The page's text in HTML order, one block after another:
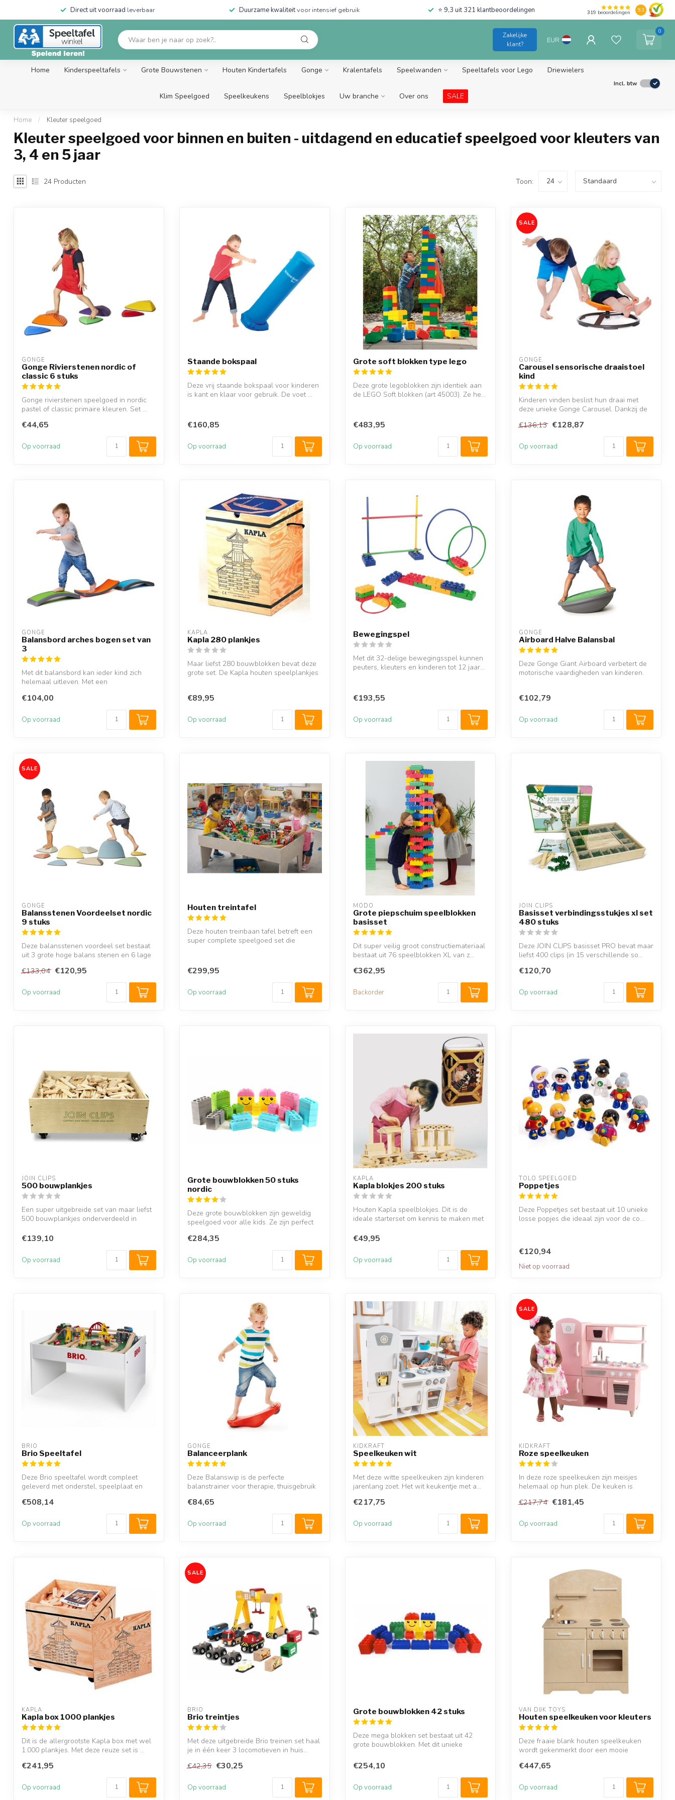
Direct uit voorraad leverbaar Duurzame kwaliteitvoor intensief gebruik ⭐ 9,3 uit 321 klantbeoordelingen 319 beoordelingen 9.3
Zakelijke
klant?
EUR
0
Home Kinderspeeltafels Grote Bouwstenen Houten Kindertafels Gonge Kralentafels Speelwanden Speeltafels voor Lego Driewielers
Klim Speelgoed Speelkeukens Speelblokjes Uw branche Over ons SALE
Incl. btw
Home / Kleuter speelgoed
Kleuter speelgoed voor binnen en buiten - uitdagend en educatief speelgoed voor kleuters van
3, 4 en 5 jaar
24 Producten Toon:
GONGE
Gonge Rivierstenen nordic of
classic 6 stuks
Gonge rivierstenen speelgoed in nordic
pastel of classic primaire kleuren. Set ...
€44,65
Op voorraad
Staande bokspaal
Deze vrij staande bokspaal voor kinderen
is kant en klaar voor gebruik. De voet ...
€160,85
Op voorraad
Grote soft blokken type lego
Deze grote legoblokken zijn identiek aan
de LEGO Soft blokken (art 45003). Ze he...
€483,95
Op voorraad
SALE
GONGE
Carousel sensorische draaistoel
kind
Kinderen vinden beslist hun draai met
deze unieke Gonge Carousel. Dankzij de
€136,13 €128,87
Op voorraad
GONGE
Balansbord arches bogen set van
3
Met dit balansbord kan ieder kind zich
helemaal uitleven. Met een
€104,00
Op voorraad
KAPLA
Kapla 280 plankjes
Maar liefst 280 bouwblokken bevat deze
grote set. De Kapla houten speelplankjes
€89,95
Op voorraad
Bewegingspel
Met dit 32-delige bewegingsspel kunnen
peuters, kleuters en kinderen tot 12 jaar...
€193,55
Op voorraad
GONGE
Airboard Halve Balansbal
Deze Gonge Giant Airboard verbetert de
motorische vaardigheden van kinderen.
€102,79
Op voorraad
SALE
GONGE
Balansstenen Voordeelset nordic
9 stuks
Deze balansstenen voordeel set bestaat
uit 3 grote hoge balans stenen en 6 lage
€133,04 €120,95
Op voorraad
Houten treintafel
Deze houten treinbaan tafel betreft een
super complete speelgoed set die
€299,95
Op voorraad
MODO
Grote piepschuim speelblokken
basisset
Dit super veilig groot constructiemateriaal
bestaat uit 76 speelblokken XL van z...
€362,95
Backorder
JOIN CLIPS
Basisset verbindingsstukjes xl set
480 stuks
Deze JOIN CLIPS basisset PRO bevat maar
liefst 400 clips (in 15 verschillende so...
€120,70
Op voorraad
JOIN CLIPS
500 bouwplankjes
Een super uitgebreide set van maar liefst
500 bouwplankjes onderverdeeld in
€139,10
Op voorraad
Grote bouwblokken 50 stuks
nordic
Deze grote bouwblokken zijn geweldig
speelgoed voor alle kids. Ze zijn perfect
€284,35
Op voorraad
KAPLA
Kapla blokjes 200 stuks
Houten Kapla speelblokjes. Dit is de
ideale starterset om kennis te maken met
€49,95
Op voorraad
TOLO SPEELGOED
Poppetjes
Deze Poppetjes set bestaat uit 10 unieke
losse popjes die ideaal zijn voor de co...
€120,94
Niet op voorraad
BRIO
Brio Speeltafel
Deze Brio speeltafel wordt compleet
geleverd met onderstel, speelplaat en
€508,14
Op voorraad
GONGE
Balanceerplank
Deze Balanswip is de perfecte
balanstrainer voor therapie, thuisgebruik
€84,65
Op voorraad
KIDKRAFT
Speelkeuken wit
Met deze witte speelkeuken zijn kinderen
jarenlang zoet. Het wit keukentje met a...
€217,75
Op voorraad
SALE
KIDKRAFT
Roze speelkeuken
In deze roze speelkeuken zijn meisjes
helemaal op hun plek. De keuken is
€217,74 €181,45
Op voorraad
KAPLA
Kapla box 1000 plankjes
Dit is de allergrootste Kapla box met wel
1.000 plankjes. Met deze reuze set is ...
€241,95
Op voorraad
SALE
BRIO
Brio treintjes
Met deze uitgebreide Brio treinen set haal
je in één keer 3 locomotieven in huis...
€42,35 €30,25
Op voorraad
Grote bouwblokken 42 stuks
Deze mega blokken set bestaat uit 42
grote bouwblokken. Met dit unieke
€254,10
Op voorraad
VAN DIJK TOYS
Houten speelkeuken voor kleuters
Deze fraaie blank houten speelkeuken
wordt gekenmerkt door een mooie
€447,65
Op voorraad